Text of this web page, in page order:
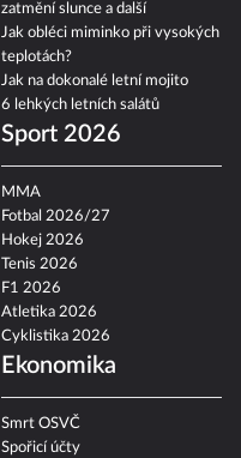
zatmění slunce a další
Jak obléci miminko při vysokých
teplotách?
Jak na dokonalé letní mojito
6 lehkých letních salátů
Sport 2026
MMA
Fotbal 2026/27
Hokej 2026
Tenis 2026
F1 2026
Atletika 2026
Cyklistika 2026
Ekonomika
Smrt OSVČ
Spořicí účty